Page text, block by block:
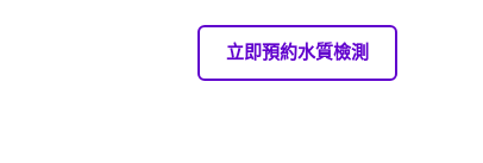
立即預約水質檢測